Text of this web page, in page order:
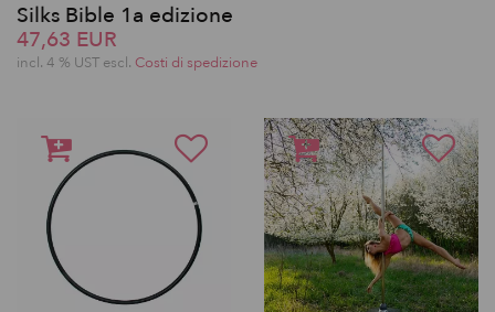
Silks Bible 1a edizione
47,63 EUR
incl. 4 % UST escl. Costi di spedizione